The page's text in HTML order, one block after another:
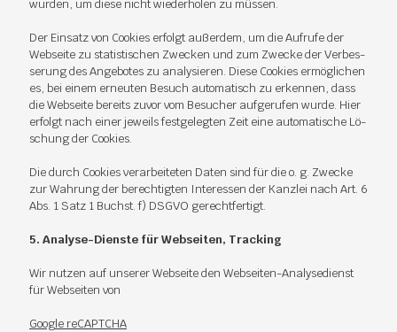
wur­den, um die­se nicht wie­der­ho­len zu müs­sen.
Der Ein­satz von Coo­kies er­folgt au­ßer­dem, um die Auf­ru­fe der
Web­sei­te zu sta­tis­ti­schen Zwe­cken und zum Zwe­cke der Ver­bes­
se­rung des An­ge­bo­tes zu ana­ly­sie­ren. Die­se Coo­kies er­mög­li­chen
es, bei ei­nem er­neu­ten Be­such au­to­ma­tisch zu er­ken­nen, dass
die Web­sei­te be­reits zu­vor vom Be­su­cher auf­ge­ru­fen wur­de. Hier
er­folgt nach ei­ner je­weils fest­ge­leg­ten Zeit eine au­to­ma­ti­sche Lö­
schung der Coo­kies.
Die durch Coo­kies ver­ar­bei­te­ten Da­ten sind für die o. g. Zwe­cke
zur Wah­rung der be­rech­tig­ten In­ter­es­sen der Kanz­lei nach Art. 6
Abs. 1 Satz 1 Buchst. f) DS­GVO ge­recht­fer­tigt.
5. Ana­ly­se-Diens­te für Web­sei­ten, Tracking
Wir nut­zen auf un­se­rer Web­sei­te den Web­sei­ten-Ana­ly­se­dienst
für Web­sei­ten von
Goog­le re­CAPT­CHA